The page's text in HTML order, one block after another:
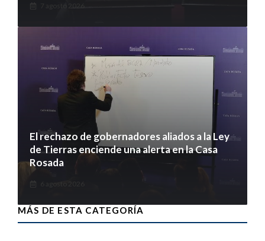
7 agosto 2026
El rechazo de gobernadores aliados a la Ley
de Tierras enciende una alerta en la Casa
Rosada
6 agosto 2026
MÁS DE ESTA CATEGORÍA